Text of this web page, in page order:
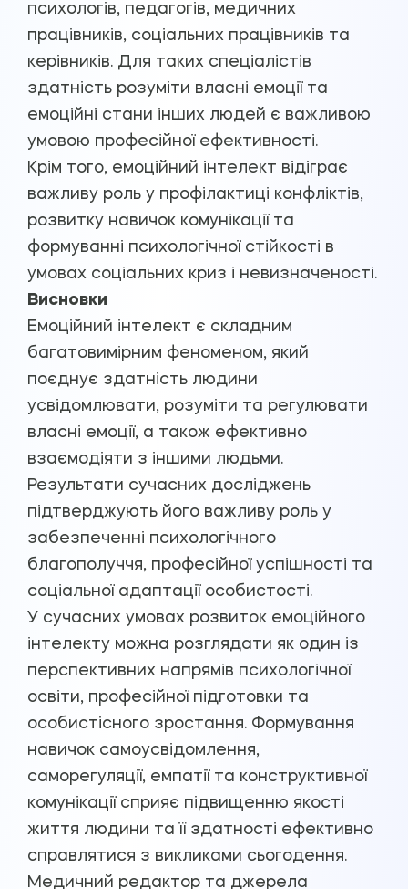
психологів, педагогів, медичних
працівників, соціальних працівників та
керівників. Для таких спеціалістів
здатність розуміти власні емоції та
емоційні стани інших людей є важливою
умовою професійної ефективності.
Крім того, емоційний інтелект відіграє
важливу роль у профілактиці конфліктів,
розвитку навичок комунікації та
формуванні психологічної стійкості в
умовах соціальних криз і невизначеності.
Висновки
Емоційний інтелект є складним
багатовимірним феноменом, який
поєднує здатність людини
усвідомлювати, розуміти та регулювати
власні емоції, а також ефективно
взаємодіяти з іншими людьми.
Результати сучасних досліджень
підтверджують його важливу роль у
забезпеченні психологічного
благополуччя, професійної успішності та
соціальної адаптації особистості.
У сучасних умовах розвиток емоційного
інтелекту можна розглядати як один із
перспективних напрямів психологічної
освіти, професійної підготовки та
особистісного зростання. Формування
навичок самоусвідомлення,
саморегуляції, емпатії та конструктивної
комунікації сприяє підвищенню якості
життя людини та її здатності ефективно
справлятися з викликами сьогодення.
Медичний редактор та джерела